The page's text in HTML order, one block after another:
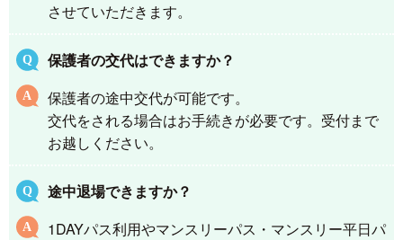
させていただきます。
保護者の交代はできますか？
保護者の途中交代が可能です。
交代をされる場合はお手続きが必要です。受付まで
お越しください。
途中退場できますか？
1DAYパス利用やマンスリーパス・マンスリー平日パ